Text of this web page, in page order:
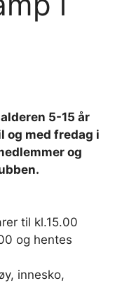
5-15 år
og med fredag i
og
til kl.15.00
og hentes
innesko,